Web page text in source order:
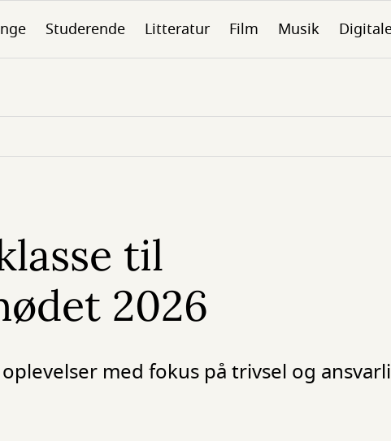
Studerende Litteratur Film Musik
til
2026
med fokus på trivsel og